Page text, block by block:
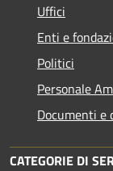
Uffici
Enti e
Politici
Personale
Documenti e
CATEGORIE DI